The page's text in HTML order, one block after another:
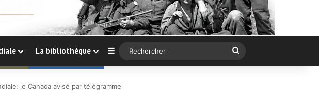
La bibliothèque Sidebar (barre latérale)
le Canada avisé par télégramme